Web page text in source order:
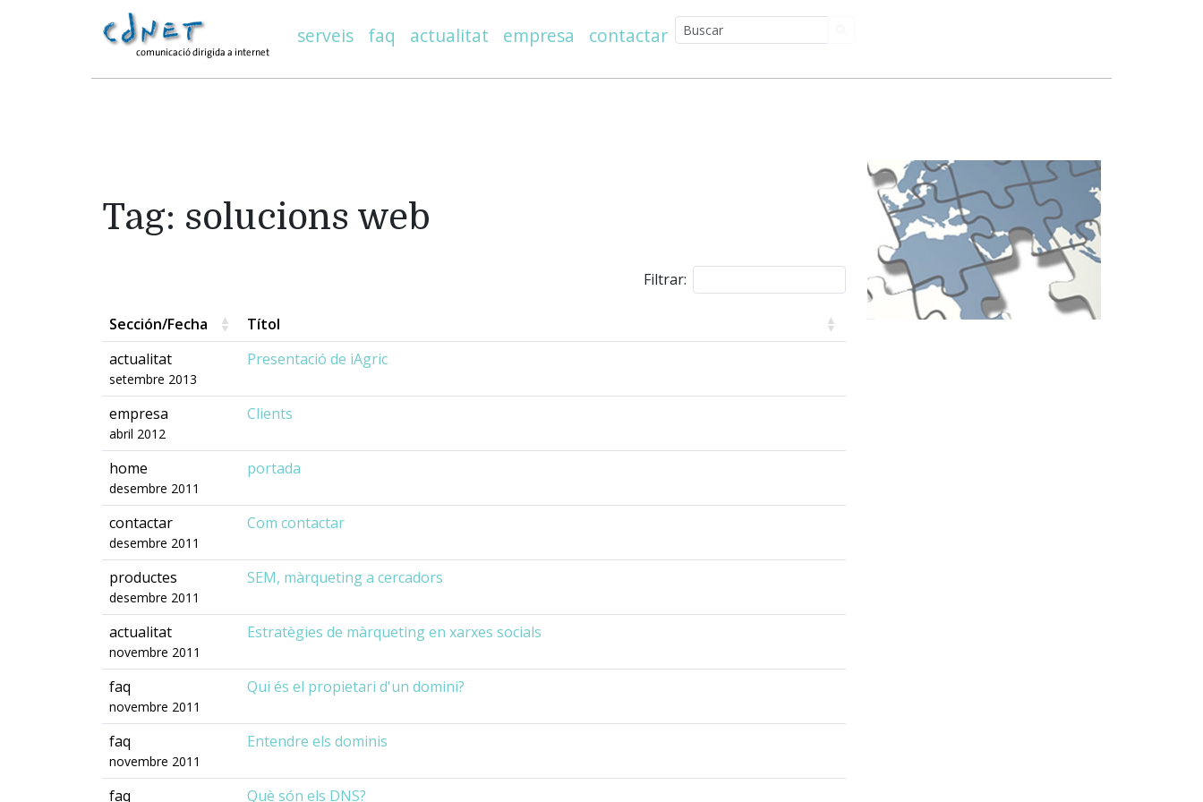
serveis faq actualitat empresa contactar
Tag: solucions web
Filtrar:
Sección/Fecha
Títol
actualitat
setembre 2013
Presentació de iAgric
empresa
abril 2012
Clients
home
desembre 2011
portada
contactar
desembre 2011
Com contactar
productes
desembre 2011
SEM, màrqueting a cercadors
actualitat
novembre 2011
Estratègies de màrqueting en xarxes socials
faq
novembre 2011
Qui és el propietari d'un domini?
faq
novembre 2011
Entendre els dominis
faq Què són els DNS?